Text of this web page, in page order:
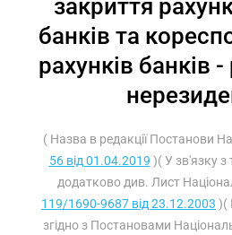
закриття
банків та
рахунків банків -
( Назва в редакції Постанови
56 від 01.04.2019 )( У зв'язку
додатково див. Лист
119/1690-9687 від 23.12.2003 )(
згідно з Постановами